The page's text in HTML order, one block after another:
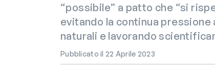
“possibile” a patto che “si
evitando la continua pressione
naturali e lavorando
Pubblicato il 22 Aprile 2023